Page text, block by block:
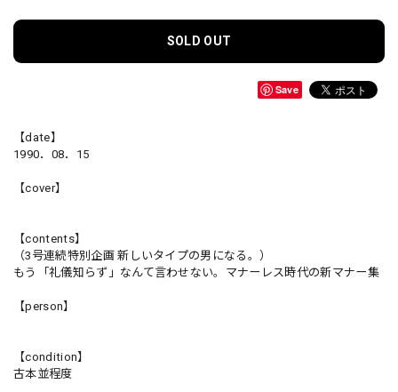
SOLD OUT
Save
【date】
1990．08．15
【cover】
【contents】
（3号連続特別企画 新しいタイプの男になる。）
もう「礼儀知らず」なんて言わせない。マナーレス時代の新マナー集
【person】
【condition】
古本並程度